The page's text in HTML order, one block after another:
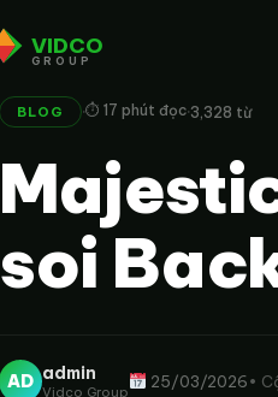
VIDCO
GROUP
BLOG ·⏱ 17 phút đọc·3,328 từ
soi
AD admin
Vidco Group
25/03/2026•